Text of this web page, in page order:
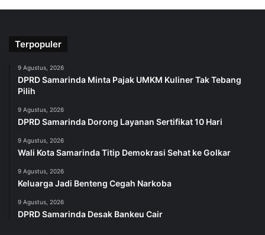
Terpopuler
9 Agustus, 2026
DPRD Samarinda Minta Pajak UMKM Kuliner Tak Tebang
Pilih
9 Agustus, 2026
DPRD Samarinda Dorong Layanan Sertifikat 10 Hari
9 Agustus, 2026
Wali Kota Samarinda Titip Demokrasi Sehat ke Golkar
9 Agustus, 2026
Keluarga Jadi Benteng Cegah Narkoba
9 Agustus, 2026
DPRD Samarinda Desak Bankeu Cair